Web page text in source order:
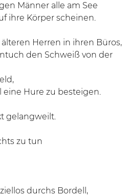
Männer alle am See
ihre Körper scheinen.
Herren in ihren Büros,
den Schweiß von der
Hure zu besteigen.
gelangweilt.
zu tun
durchs Bordell,